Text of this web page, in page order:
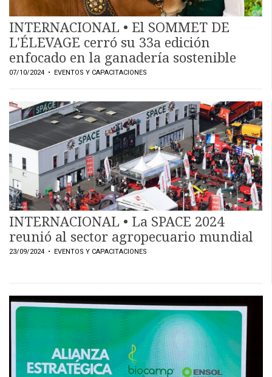
INTERNACIONAL • El SOMMET DE
L'ÉLEVAGE cerró su 33a edición
enfocado en la ganadería sostenible
07/10/2024 • EVENTOS Y CAPACITACIONES
INTERNACIONAL • La SPACE 2024
reunió al sector agropecuario mundial
23/09/2024 • EVENTOS Y CAPACITACIONES